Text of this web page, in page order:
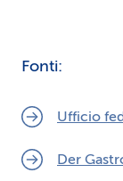
Fonti:
Ufficio
Der